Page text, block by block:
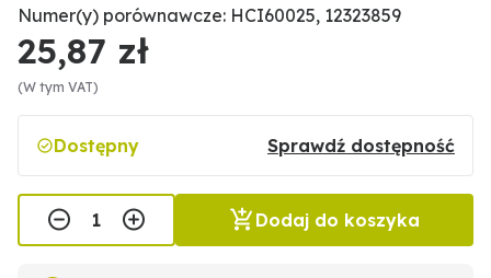
Numer(y) porównawcze: HCI60025, 12323859
25,87 zł
(W tym VAT)
Dostępny Sprawdź dostępność
Dodaj do koszyka